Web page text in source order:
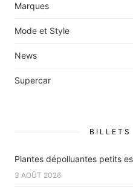
Marques
Mode et Style
News
Supercar
BILLETS
Plantes dépolluantes petits
3 AOÛT 2026